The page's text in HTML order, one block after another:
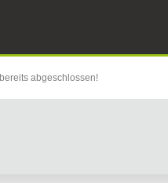
abgeschlossen!